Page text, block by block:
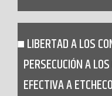
LIBERTAD A LOS
PERSECUCIÓN A
EFECTIVA A